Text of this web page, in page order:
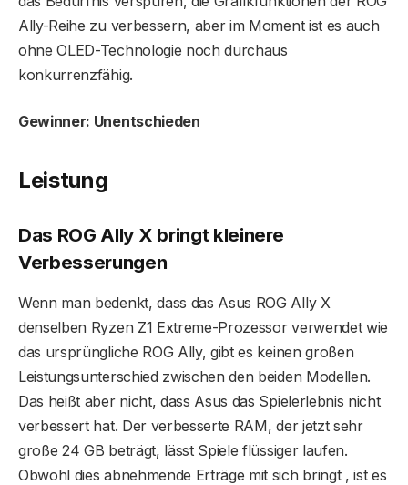
Ally-Reihe zu verbessern, aber im Moment ist es auch
ohne OLED-Technologie noch durchaus
konkurrenzfähig.
Gewinner: Unentschieden
Leistung
Das ROG Ally X bringt kleinere
Verbesserungen
Wenn man bedenkt, dass das Asus ROG Ally X
denselben Ryzen Z1 Extreme-Prozessor verwendet wie
das ursprüngliche ROG Ally, gibt es keinen großen
Leistungsunterschied zwischen den beiden Modellen.
Das heißt aber nicht, dass Asus das Spielerlebnis nicht
verbessert hat. Der verbesserte RAM, der jetzt sehr
große 24 GB beträgt, lässt Spiele flüssiger laufen.
Obwohl dies abnehmende Erträge mit sich bringt , ist es